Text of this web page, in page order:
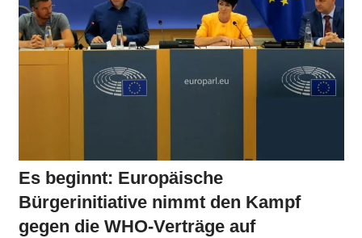
Es beginnt: Europäische
Bürgerinitiative nimmt den Kampf
gegen die WHO-Verträge auf